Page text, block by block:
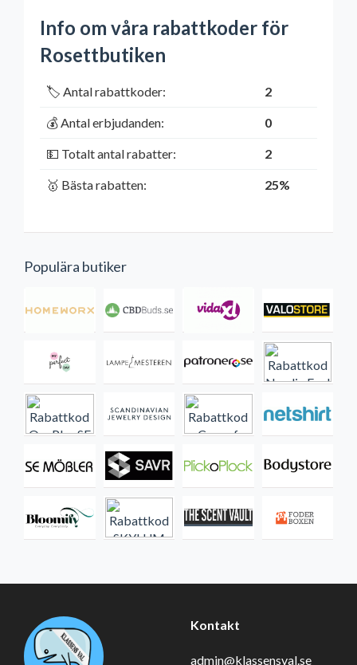
Info om våra rabattkoder för
Rosettbutiken
🏷️ Antal rabattkoder: 2
💰 Antal erbjudanden: 0
💵 Totalt antal rabatter: 2
🥇 Bästa rabatten: 25%
Populära butiker
Kontakt
admin@klassensval.se